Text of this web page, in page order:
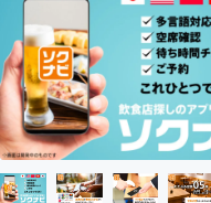
アート・写真
テクノロジー
映像・映画